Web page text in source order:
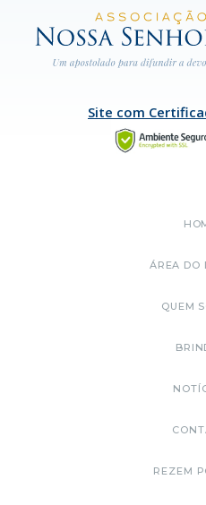
Site com
ÁREA DO
QUEM
REZEM